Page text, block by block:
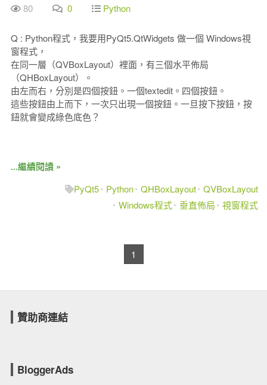
80 0 Python
Q : Python程式，我要用PyQt5.QtWidgets 做一個 Windows視
窗程式，
在同一層（QVBoxLayout）裡面，有三個水平佈局
（QHBoxLayout）。
由左而右，分別是四個按鈕。一個textedit。四個按鈕。
這些按鈕由上而下，一次只出現一個按鈕。一旦按下按鈕，按
鈕就會變成綠色底色？
...繼續閱讀 »
PyQt5
Python QHBoxLayout QVBoxLayout
Windows程式
垂直佈局 視窗程式
1
贊助商連結
BloggerAds